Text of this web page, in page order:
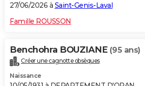
27/06/2026 à Saint-Genis-Laval
Famille ROUSSON
Benchohra BOUZIANE (95 ans)
Créer une cagnotte obsèques
Naissance